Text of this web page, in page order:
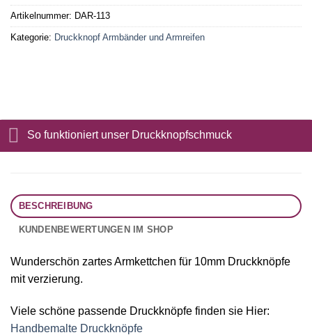
Artikelnummer: DAR-113
Kategorie: Druckknopf Armbänder und Armreifen
So funktioniert unser Druckknopfschmuck
BESCHREIBUNG
KUNDENBEWERTUNGEN IM SHOP
Wunderschön zartes Armkettchen für 10mm Druckknöpfe
mit verzierung.
Viele schöne passende Druckknöpfe finden sie Hier:
Handbemalte Druckknöpfe